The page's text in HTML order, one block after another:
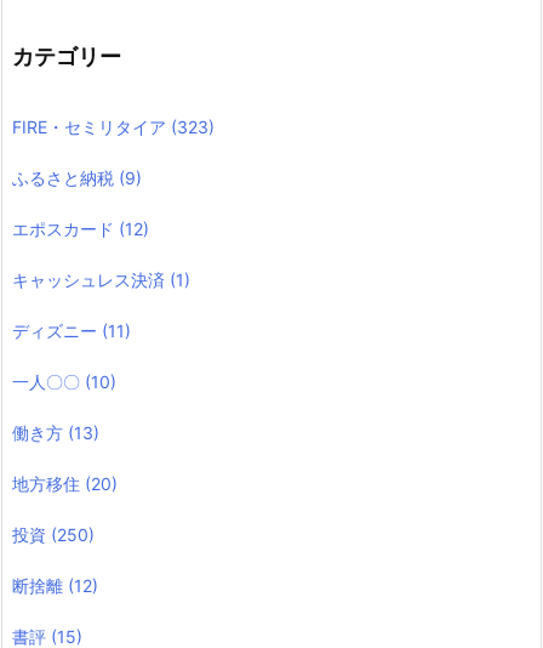
カテゴリー
FIRE・セミリタイア (323)
ふるさと納税 (9)
エポスカード (12)
キャッシュレス決済 (1)
ディズニー (11)
一人〇〇 (10)
働き方 (13)
地方移住 (20)
投資 (250)
断捨離 (12)
書評 (15)